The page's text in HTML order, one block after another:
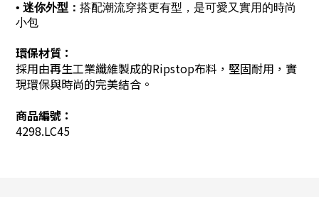
• 迷你外型： 搭配潮流穿搭更有型，是可愛又實用的時尚
小包
環保材質：
採用由再生工業纖維製成的Ripstop布料，堅固耐用，實
現環保與時尚的完美結合。
商品編號：
4298.LC45